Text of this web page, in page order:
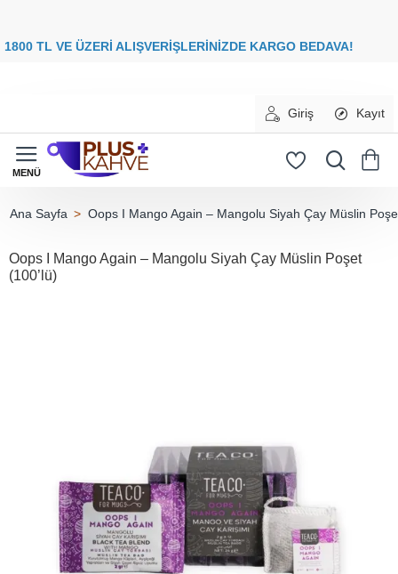
00 TL VE ÜZERİ ALIŞVERİŞLERİNİZDE KARGO
Giriş Kayıt
Oops I Mango Again – Mangolu Siyah Çay Müslin
Oops I Mango Again – Mangolu Siyah Çay Müslin Poşet
(100’lü)